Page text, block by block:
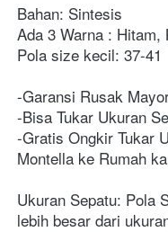
Bahan: Sintesis
Ada 3 Warna : Hitam,
Pola size kecil: 37-41
-Garansi Rusak
-Bisa Tukar Ukuran
-Gratis Ongkir Tukar
Montella ke Rumah
Ukuran Sepatu: Pola
lebih besar dari